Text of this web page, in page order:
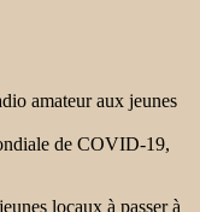
amateur aux jeunes
de COVID-19,
locaux à passer à